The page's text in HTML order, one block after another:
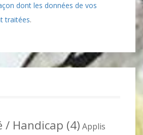
dont les données de vos
traitées.
/ Handicap (4) Applis